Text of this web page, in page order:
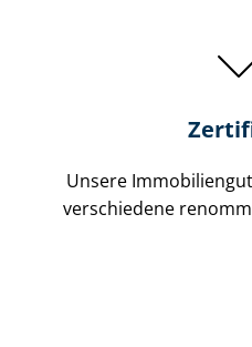
Unsere
verschiedene